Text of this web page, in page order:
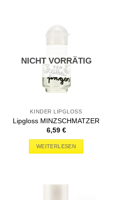
NICHT VORRÄTIG
KINDER LIPGLOSS
Lipgloss MINZSCHMATZER
6,59 €
WEITERLESEN